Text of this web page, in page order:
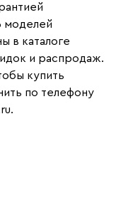
моделей
в каталоге
и распродаж.
купить
по телефону